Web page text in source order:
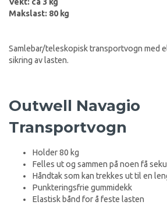
Makslast: 80 kg
Samlebar/teleskopisk transportvogn med
sikring av lasten.
Outwell Navagio
Transportvogn
Holder 80 kg
Felles ut og sammen på noen få
Håndtak som kan trekkes ut til en
Punkteringsfrie gummidekk
Elastisk bånd for å feste lasten